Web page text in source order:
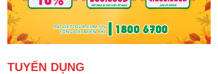
TUYỂN DỤNG